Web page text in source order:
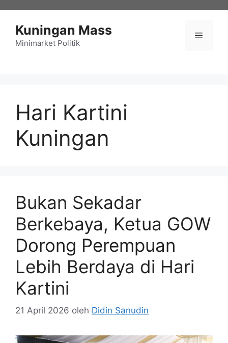
Kuningan Mass
Minimarket Politik
Menu
Hari Kartini
Kuningan
Bukan Sekadar
Berkebaya, Ketua GOW
Dorong Perempuan
Lebih Berdaya di Hari
Kartini
21 April 2026 oleh Didin Sanudin